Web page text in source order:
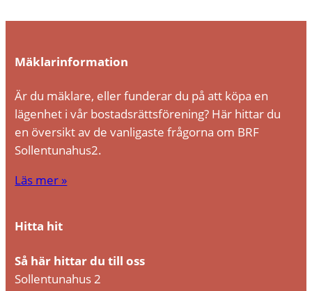
Mäklarinformation
Är du mäklare, eller funderar du på att köpa en
lägenhet i vår bostadsrättsförening? Här hittar du
en översikt av de vanligaste frågorna om BRF
Sollentunahus2.
Läs mer »
Hitta hit
Så här hittar du till oss
Sollentunahus 2